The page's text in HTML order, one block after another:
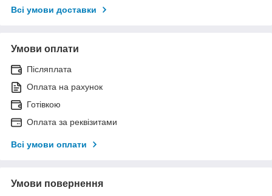
Всі умови доставки
Умови оплати
Післяплата
Оплата на рахунок
Готівкою
Оплата за реквізитами
Всі умови оплати
Умови повернення